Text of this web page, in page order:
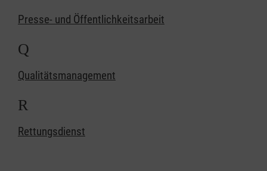
Presse- und Öffentlichkeitsarbeit
Q
Qualitätsmanagement
R
Rettungsdienst